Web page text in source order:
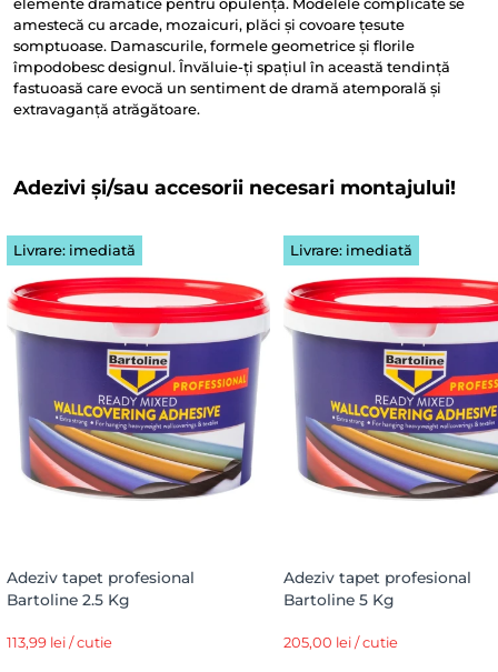
elemente dramatice pentru opulență. Modelele complicate se
amestecă cu arcade, mozaicuri, plăci și covoare țesute
somptuoase. Damascurile, formele geometrice și florile
împodobesc designul. Învăluie-ți spațiul în această tendință
fastuoasă care evocă un sentiment de dramă atemporală și
extravaganță atrăgătoare.
Adezivi și/sau accesorii necesari montajului!
Livrare: imediată
Adeziv tapet profesional
Bartoline 2.5 Kg
113,99 lei / cutie
Livrare: imediată
Adeziv tapet profesional
Bartoline 5 Kg
205,00 lei / cutie